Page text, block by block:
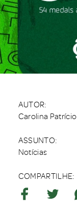
AUTOR:
Carolina Patrício
ASSUNTO:
Notícias
COMPARTILHE: